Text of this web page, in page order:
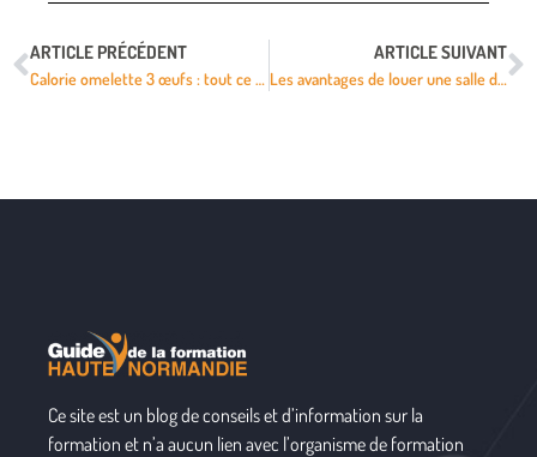
ARTICLE PRÉCÉDENT
Calorie omelette 3 œufs : tout ce que vous devez savoir
ARTICLE SUIVANT
Les avantages de louer une salle de séminaire à Lille
Ce site est un blog de conseils et d’information sur la
formation et n’a aucun lien avec l’organisme de formation